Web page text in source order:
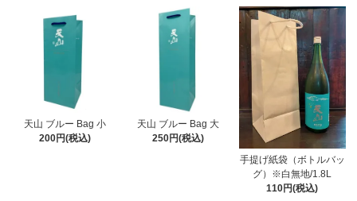
天山 ブルー Bag 小
200円(税込)
天山 ブルー Bag 大
250円(税込)
手提げ紙袋（ボトルバッ
グ）※白無地/1.8L
110円(税込)